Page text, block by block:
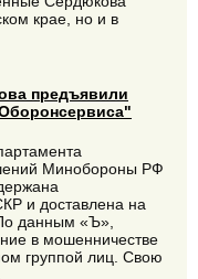
крае, но и в
предъявили
Минобороны РФ
и доставлена на
данным «Ъ»,
в мошенничестве
группой лиц. Свою